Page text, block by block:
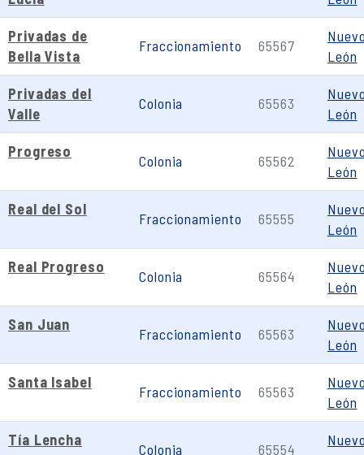
Privadas de
Bella Vista
Fraccionamiento 65567
León
Privadas del
Valle
Colonia 65563
León
Progreso
Colonia 65562
León
Real del Sol
Fraccionamiento 65555
León
Real Progreso
Colonia 65564
León
San Juan
Fraccionamiento 65563
León
Santa Isabel
Fraccionamiento 65563
León
Tía Lencha
Colonia 65554